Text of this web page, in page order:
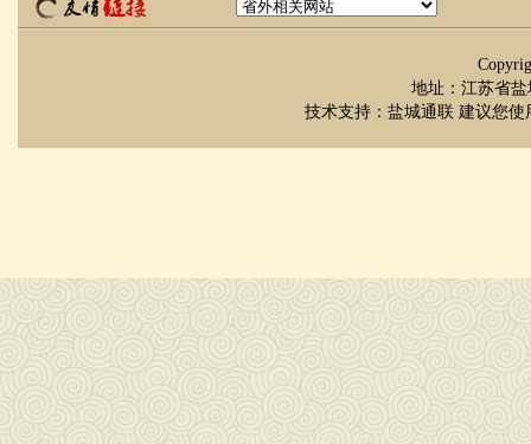
地址：江苏省盐
技术支持： 盐城通联 建议您使